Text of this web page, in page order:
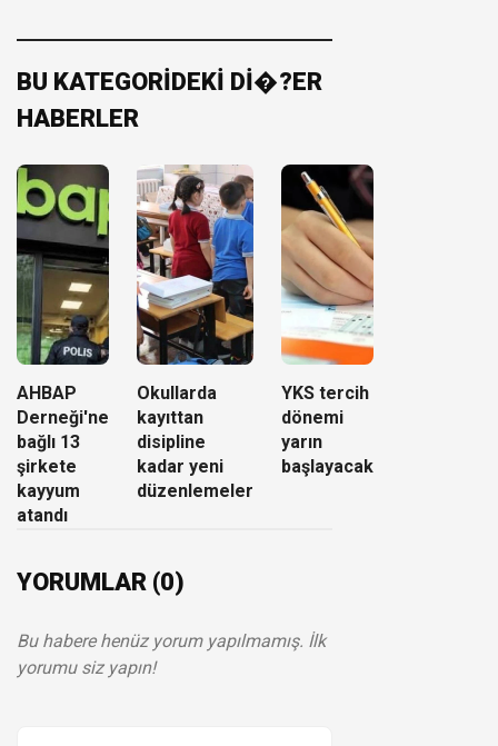
BU KATEGORİDEKİ Dİ�?ER
HABERLER
AHBAP
Derneği'ne
bağlı 13
şirkete
kayyum
atandı
Okullarda
kayıttan
disipline
kadar yeni
düzenlemeler
YKS tercih
dönemi
yarın
başlayacak
YORUMLAR (0)
Bu habere henüz yorum yapılmamış. İlk
yorumu siz yapın!